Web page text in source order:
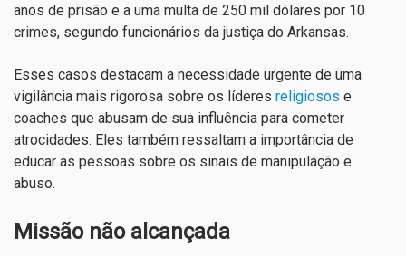
anos de prisão e a uma multa de 250 mil dólares por 10
crimes, segundo funcionários da justiça do Arkansas.
Esses casos destacam a necessidade urgente de uma
vigilância mais rigorosa sobre os líderes religiosos e
coaches que abusam de sua influência para cometer
atrocidades. Eles também ressaltam a importância de
educar as pessoas sobre os sinais de manipulação e
abuso.
Missão não alcançada